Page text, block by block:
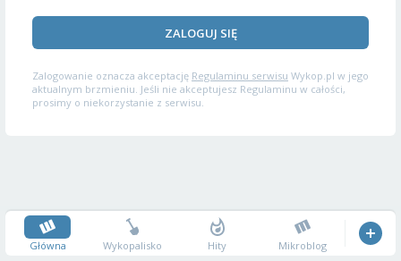
ZALOGUJ SIĘ
Zalogowanie oznacza akceptację Regulaminu serwisu Wykop.pl w jego
aktualnym brzmieniu. Jeśli nie akceptujesz Regulaminu w całości,
prosimy o niekorzystanie z serwisu.
Główna Wykopalisko Hity Mikroblog